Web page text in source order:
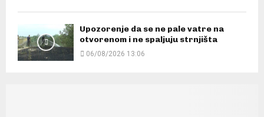
Upozorenje da se ne pale vatre na
otvorenom i ne spaljuju strnjišta
06/08/2026 13:06